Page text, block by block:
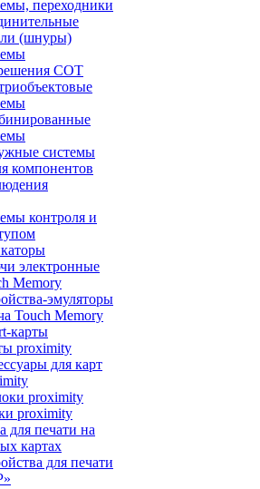
переходники
(шнуры)
СОТ
системы
компонентов
контроля и
электронные
Memory
эмуляторы
Touch Memory
карты
proximity
для карт
proximity
proximity
для печати на
картах
для печати